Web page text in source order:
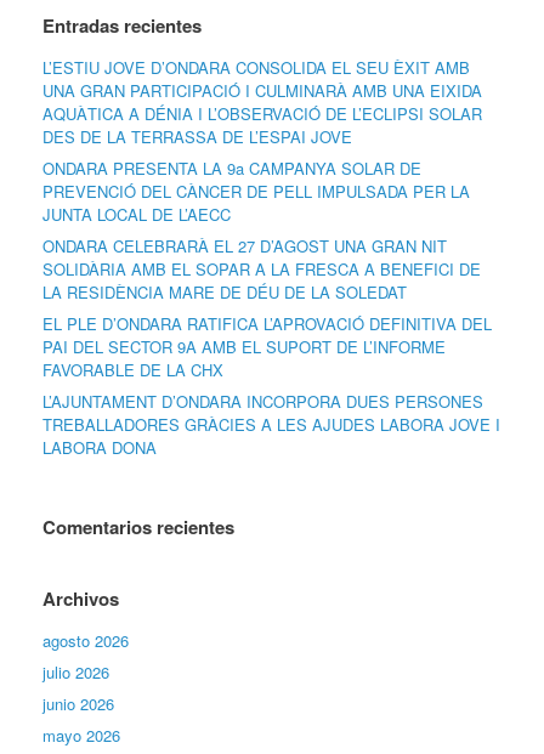
Entradas recientes
L’ESTIU JOVE D’ONDARA CONSOLIDA EL SEU ÈXIT AMB
UNA GRAN PARTICIPACIÓ I CULMINARÀ AMB UNA EIXIDA
AQUÀTICA A DÉNIA I L’OBSERVACIÓ DE L’ECLIPSI SOLAR
DES DE LA TERRASSA DE L’ESPAI JOVE
ONDARA PRESENTA LA 9a CAMPANYA SOLAR DE
PREVENCIÓ DEL CÀNCER DE PELL IMPULSADA PER LA
JUNTA LOCAL DE L’AECC
ONDARA CELEBRARÀ EL 27 D’AGOST UNA GRAN NIT
SOLIDÀRIA AMB EL SOPAR A LA FRESCA A BENEFICI DE
LA RESIDÈNCIA MARE DE DÉU DE LA SOLEDAT
EL PLE D’ONDARA RATIFICA L’APROVACIÓ DEFINITIVA DEL
PAI DEL SECTOR 9A AMB EL SUPORT DE L’INFORME
FAVORABLE DE LA CHX
L’AJUNTAMENT D’ONDARA INCORPORA DUES PERSONES
TREBALLADORES GRÀCIES A LES AJUDES LABORA JOVE I
LABORA DONA
Comentarios recientes
Archivos
agosto 2026
julio 2026
junio 2026
mayo 2026